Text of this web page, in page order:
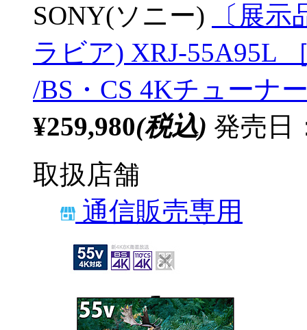
SONY(ソニー)
〔展
ラビア) XRJ-55A95L
/BS・CS 4Kチューナ
¥259,980(税込) 発売日
取扱店舗
通信販売専用